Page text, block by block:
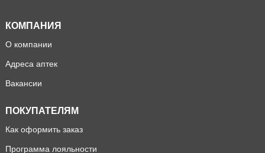
КОМПАНИЯ
О компании
Адреса аптек
Вакансии
ПОКУПАТЕЛЯМ
Как оформить заказ
Программа лояльности